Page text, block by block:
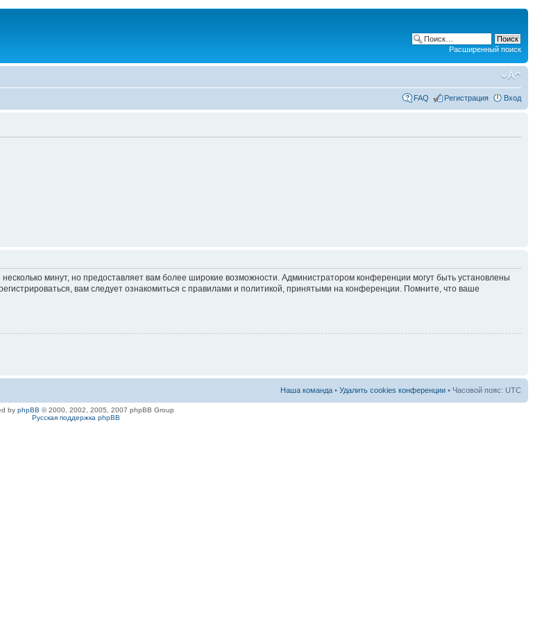
Расширенный поиск
FAQ Регистрация Вход
минут, но предоставляет вам более широкие возможности. Администратором конференции могут быть установлены
вам следует ознакомиться с правилами и политикой, принятыми на конференции. Помните, что ваше
Наша команда • Удалить cookies конференции • Часовой пояс: UTC
by phpBB © 2000, 2002, 2005, 2007 phpBB Group
Русская поддержка phpBB